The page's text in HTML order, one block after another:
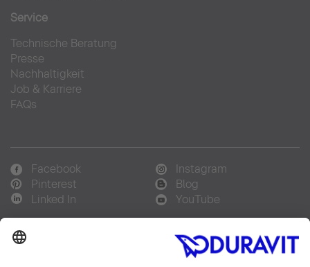
Service
Technische Beratung
Presse
Nachhaltigkeit
Job & Karriere
FAQs
Facebook
Instagram
Pinterest
Blog
Linked In
YouTube